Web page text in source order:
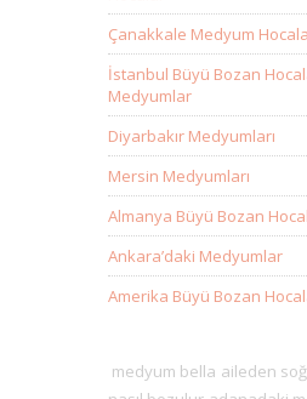
Çanakkale Medyum
İstanbul Büyü Bozan
Medyumlar
Diyarbakır Medyumları
Mersin Medyumları
Almanya Büyü Bozan
Ankara’daki Medyumlar
Amerika Büyü Bozan
medyum bella aileden